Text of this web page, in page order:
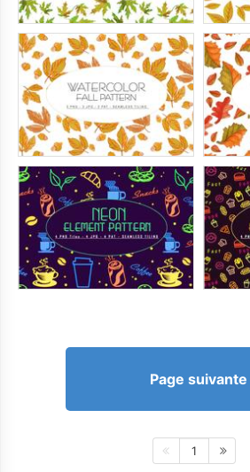
Page suivante
1